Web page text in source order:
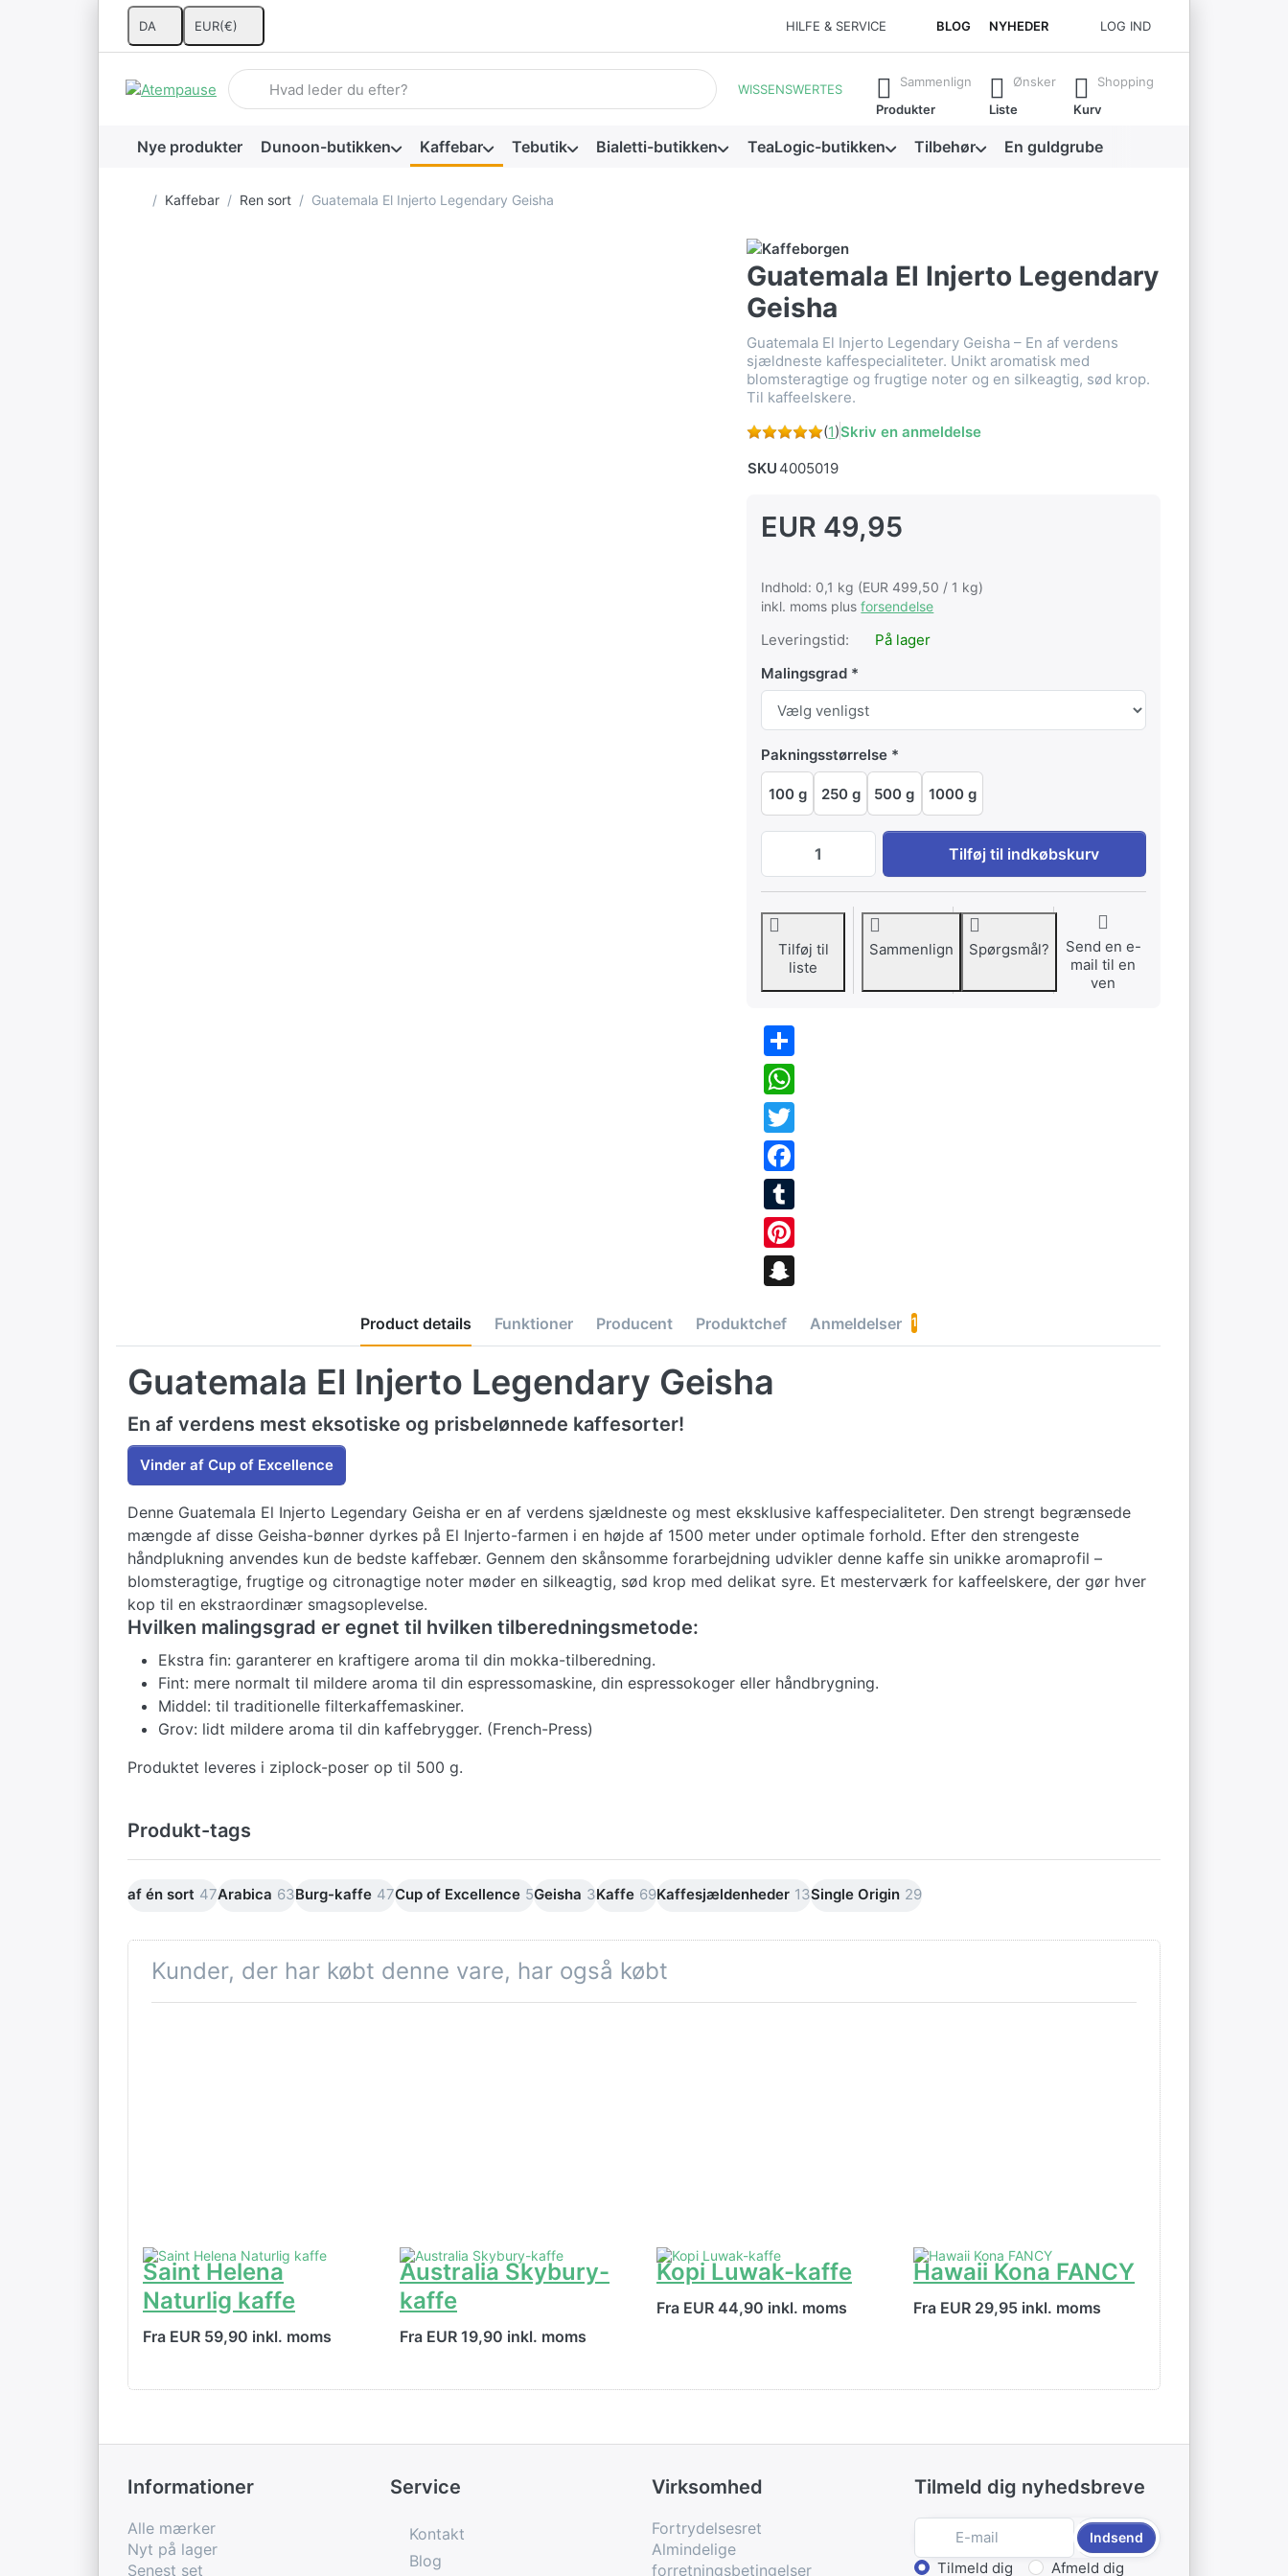
DA EUR(€) HILFE & SERVICE BLOG NYHEDER LOG IND
Indtast et søgeord. De første resultater vises automatisk, mens du skriver. Tryk på Enter-tasten for at få alle resultater frem.
WISSENSWERTES
Sammenlign
Produkter
Ønsker
Liste
Shopping
Kurv
Nye produkter Dunoon-butikken Kaffebar Tebutik Bialetti-butikken TeaLogic-butikken Tilbehør En guldgrube
Startside
Kaffebar Ren sort Guatemala El Injerto Legendary Geisha
Guatemala El Injerto Legendary
Geisha
Guatemala El Injerto Legendary Geisha – En af verdens
sjældneste kaffespecialiteter. Unikt aromatisk med
blomsteragtige og frugtige noter og en silkeagtig, sød krop.
Til kaffeelskere.
(1)Skriv en anmeldelse
SKU 4005019
EUR 49,95
Indhold: 0,1 kg (EUR 499,50 / 1 kg)
inkl. moms plusforsendelse
Leveringstid:
På lager
Malingsgrad
Pakningsstørrelse
100 g 250 g 500 g 1000 g
Guatemala El Injerto Legendary Geisha til EUR 49,95,
Tilføj til indkøbskurv
Tilføj til
liste
Sammenlign Spørgsmål?
Send en e-
mail til en
ven
Share
WhatsApp
Twitter
Facebook
Tumblr
Pinterest
Product details Funktioner Producent Produktchef Anmeldelser 1
Guatemala El Injerto Legendary Geisha
En af verdens mest eksotiske og prisbelønnede kaffesorter!
Vinder af Cup of Excellence
Denne Guatemala El Injerto Legendary Geisha er en af verdens sjældneste og mest eksklusive kaffespecialiteter. Den strengt begrænsede
mængde af disse Geisha-bønner dyrkes på El Injerto-farmen i en højde af 1500 meter under optimale forhold. Efter den strengeste
håndplukning anvendes kun de bedste kaffebær. Gennem den skånsomme forarbejdning udvikler denne kaffe sin unikke aromaprofil –
blomsteragtige, frugtige og citronagtige noter møder en silkeagtig, sød krop med delikat syre. Et mesterværk for kaffeelskere, der gør hver
kop til en ekstraordinær smagsoplevelse.
Hvilken malingsgrad er egnet til hvilken tilberedningsmetode:
Ekstra fin: garanterer en kraftigere aroma til din mokka-tilberedning.
Fint: mere normalt til mildere aroma til din espressomaskine, din espressokoger eller håndbrygning.
Middel: til traditionelle filterkaffemaskiner.
Grov: lidt mildere aroma til din kaffebrygger. (French-Press)
Produktet leveres i ziplock-poser op til 500 g.
Produkt-tags
af én sort 47Arabica 63Burg-kaffe 47Cup of Excellence 5Geisha 3Kaffe 69Kaffesjældenheder 13Single Origin 29
Kunder, der har købt denne vare, har også købt
Saint Helena
Naturlig kaffe
Fra EUR 59,90 inkl. moms
Australia Skybury-
kaffe
Fra EUR 19,90 inkl. moms
Kopi Luwak-kaffe
Fra EUR 44,90 inkl. moms
Hawaii Kona FANCY
Fra EUR 29,95 inkl. moms
Informationer
Alle mærker
Nyt på lager
Senest set
Service
Kontakt
Blog
Virksomhed
Fortrydelsesret
Almindelige
forretningsbetingelser
Tilmeld dig nyhedsbreve
Indsend
Tilmeld dig Afmeld dig